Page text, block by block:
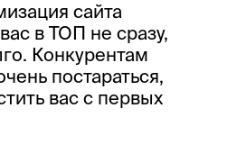
сайта
в ТОП не сразу,
Конкурентам
постараться,
вас с первых